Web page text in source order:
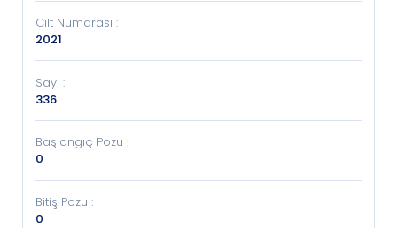
Cilt Numarası :
2021
Sayı :
336
Başlangıç Pozu :
0
Bitiş Pozu :
0